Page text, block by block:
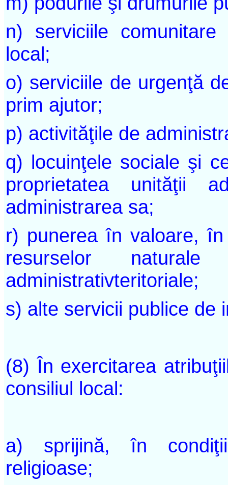
n) serviciile
local;
o) serviciile de urgenţă
prim ajutor;
p) activităţile de
q) locuinţele sociale şi
proprietatea unităţii
administrarea sa;
r) punerea în valoare,
resurselor
administrativteritoriale;
s) alte servicii publice de
(8) În exercitarea
consiliul local:
a) sprijină, în
religioase;